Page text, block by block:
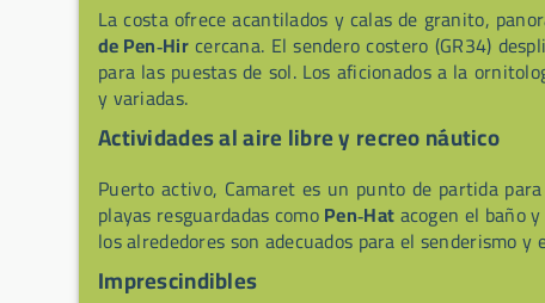
La costa ofrece acantilados y calas de granito,
de Pen‑Hircercana. El sendero costero (GR34)
para las puestas de sol. Los aficionados a la
y variadas.
Actividades al aire libre y recreo náutico
Puerto activo, Camaret es un punto de partida
playas resguardadas comoPen‑Hatacogen el baño
los alrededores son adecuados para el senderismo
Imprescindibles